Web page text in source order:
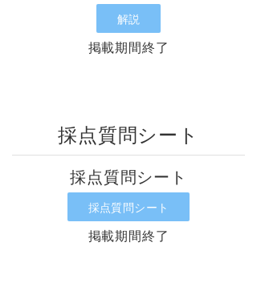
解説
掲載期間終了
採点質問シート
採点質問シート
採点質問シート
掲載期間終了